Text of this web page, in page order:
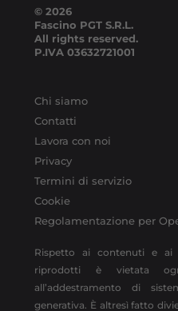
© 2026
Fascino PGT S.R.L.
All rights reserved.
P.IVA 03632721001
Chi siamo
Contatti
Lavora con noi
Privacy
Termini di servizio
Cookie
Regolamentazione per
Rispetto ai contenuti e ai
riprodotti è vietata
all’addestramento di
generativa. È altresì fatto